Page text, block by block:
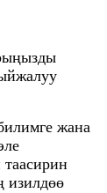
жана
изилдөө